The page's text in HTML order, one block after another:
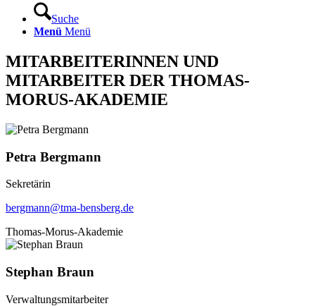
Suche
Menü Menü
MITARBEITERINNEN UND
MITARBEITER DER THOMAS-
MORUS-AKADEMIE
Petra Bergmann
Sekretärin
bergmann@tma-bensberg.de
Thomas-Morus-Akademie
Stephan Braun
Verwaltungsmitarbeiter